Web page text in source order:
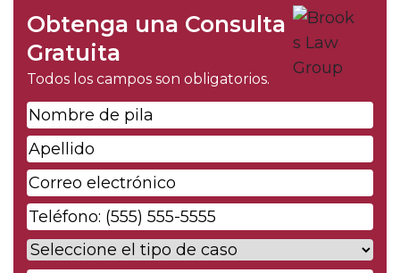
Obtenga una Consulta
Gratuita
Todos los campos son obligatorios.
Nombre
de
pila*
Apellido*
Correo
electrónico*
Phone*
Case
Type*